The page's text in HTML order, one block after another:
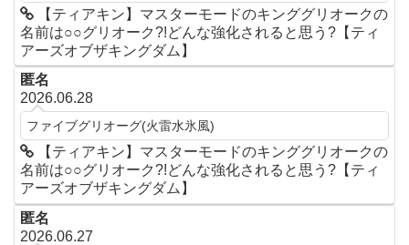
【ティアキン】マスターモードのキンググリオークの
名前は○○グリオーク?!どんな強化されると思う?【ティ
アーズオブザキングダム】
匿名
2026.06.28
ファイブグリオーグ(火雷水氷風)
【ティアキン】マスターモードのキンググリオークの
名前は○○グリオーク?!どんな強化されると思う?【ティ
アーズオブザキングダム】
匿名
2026.06.27